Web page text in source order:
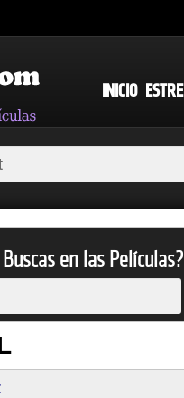
INICIO
en las Películas?